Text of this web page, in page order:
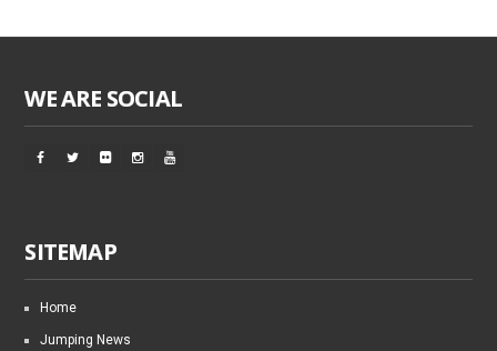
WE ARE SOCIAL
SITEMAP
Home
Jumping News